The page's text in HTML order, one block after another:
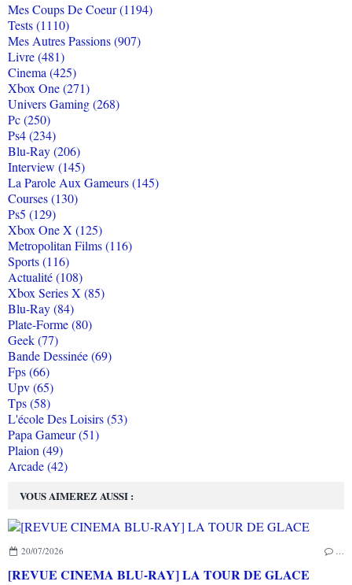
VOUS AIMEREZ AUSSI :
20/07/2026 …
[REVUE CINEMA BLU-RAY] LA TOUR DE GLACE
Mes Coups De Coeur (1194)
Tests (1110)
Mes Autres Passions (907)
Livre (481)
Cinema (425)
Xbox One (271)
Univers Gaming (268)
Pc (250)
Ps4 (234)
Blu-Ray (206)
Interview (145)
La Parole Aux Gameurs (145)
Courses (130)
Ps5 (129)
Xbox One X (125)
Metropolitan Films (116)
Sports (116)
Actualité (108)
Xbox Series X (85)
Blu-Ray (84)
Plate-Forme (80)
Geek (77)
Bande Dessinée (69)
Fps (66)
Upv (65)
Tps (58)
L'école Des Loisirs (53)
Papa Gameur (51)
Plaion (49)
Arcade (42)